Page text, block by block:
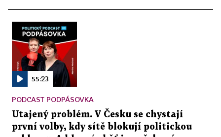
55:23
PODCAST PODPÁSOVKA
Utajený problém. V Česku se chystají
první volby, kdy sítě blokují politickou